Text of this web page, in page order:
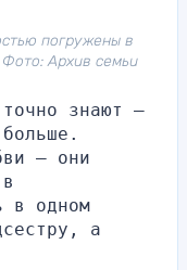
погружены в
Архив семьи
знают –
– они
в одном
а